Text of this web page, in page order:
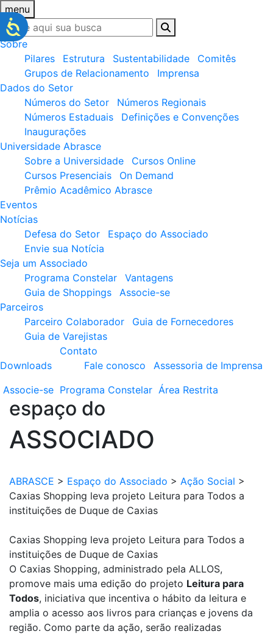
menu
Sobre
Pilares
Estrutura Sustentabilidade
Comitês
Grupos de Relacionamento
Imprensa
Dados do Setor
Números do Setor
Números Regionais
Números Estaduais
Definições e Convenções
Inaugurações
Universidade Abrasce
Sobre a Universidade
Cursos Online
Cursos Presenciais
On Demand
Prêmio Acadêmico Abrasce
Eventos
Notícias
Defesa do Setor
Espaço do Associado
Envie sua Notícia
Seja um Associado
Programa Constelar
Vantagens
Guia de Shoppings
Associe-se
Parceiros
Parceiro Colaborador
Guia de Fornecedores
Guia de Varejistas
Downloads
Contato
Fale conosco
Assessoria de Imprensa
Associe-se Programa Constelar Área Restrita
espaço do
ASSOCIADO
ABRASCE > Espaço do Associado > Ação Social >
Caxias Shopping leva projeto Leitura para Todos a
instituições de Duque de Caxias
Caxias Shopping leva projeto Leitura para Todos a
instituições de Duque de Caxias
O Caxias Shopping, administrado pela ALLOS,
promove mais uma edição do projeto Leitura para
Todos, iniciativa que incentiva o hábito da leitura e
amplia o acesso aos livros para crianças e jovens da
região. Como parte da ação, serão realizadas